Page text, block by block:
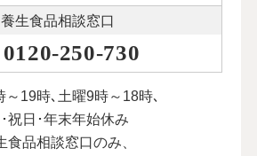
養生食品相談窓口
0120-250-730
～19時､土曜9時～18時､
･祝日･年末年始休み
食品相談窓口のみ、